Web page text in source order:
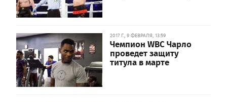
2017 Г., 9 ФЕВРАЛЯ, 13:59
Чемпион WBC Чарло
проведет защиту
титула в марте